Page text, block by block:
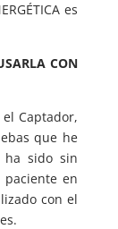
es
CON
Captador,
que he
ha sido sin
paciente en
con el